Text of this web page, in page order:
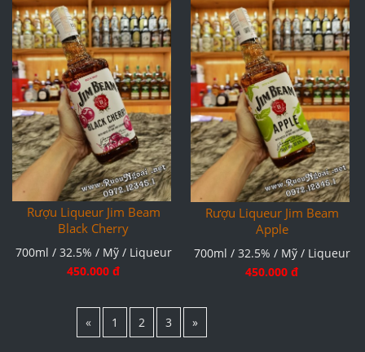
Rượu Liqueur Jim Beam
Black Cherry
700ml / 32.5% / Mỹ / Liqueur
450.000 đ
Rượu Liqueur Jim Beam
Apple
700ml / 32.5% / Mỹ / Liqueur
450.000 đ
« 1 2 3 »